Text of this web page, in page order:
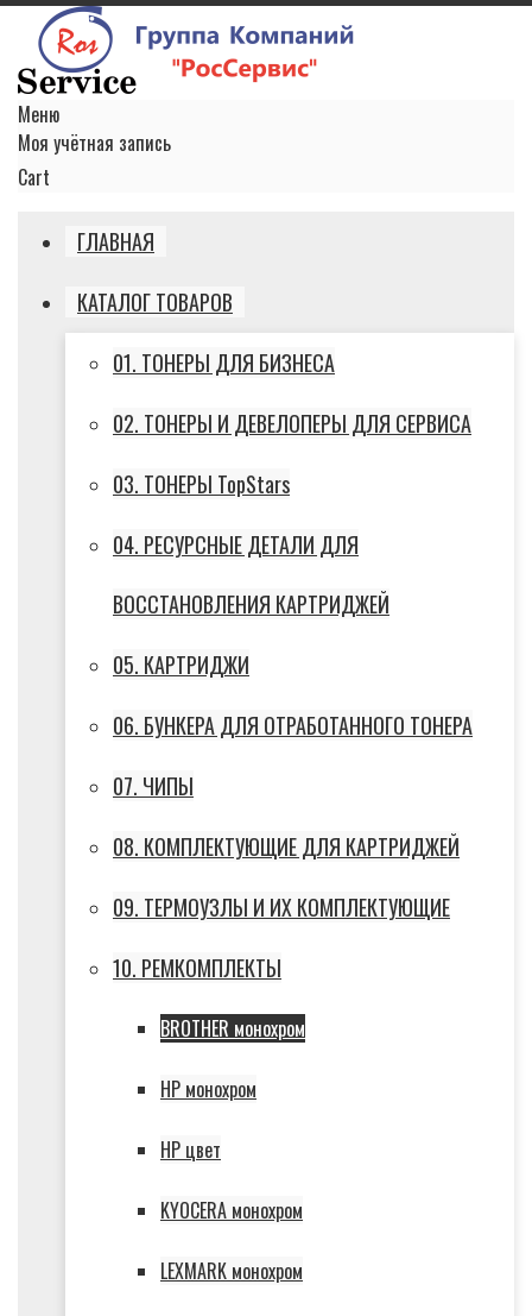
Меню
Моя учётная запись
Cart
ГЛАВНАЯ
КАТАЛОГ ТОВАРОВ
01. ТОНЕРЫ ДЛЯ БИЗНЕСА
02. ТОНЕРЫ И ДЕВЕЛОПЕРЫ ДЛЯ СЕРВИСА
03. ТОНЕРЫ TopStars
04. РЕСУРСНЫЕ ДЕТАЛИ ДЛЯ
ВОССТАНОВЛЕНИЯ КАРТРИДЖЕЙ
05. КАРТРИДЖИ
06. БУНКЕРА ДЛЯ ОТРАБОТАННОГО ТОНЕРА
07. ЧИПЫ
08. КОМПЛЕКТУЮЩИЕ ДЛЯ КАРТРИДЖЕЙ
09. ТЕРМОУЗЛЫ И ИХ КОМПЛЕКТУЮЩИЕ
10. РЕМКОМПЛЕКТЫ
BROTHER монохром
HP монохром
HP цвет
KYOCERA монохром
LEXMARK монохром